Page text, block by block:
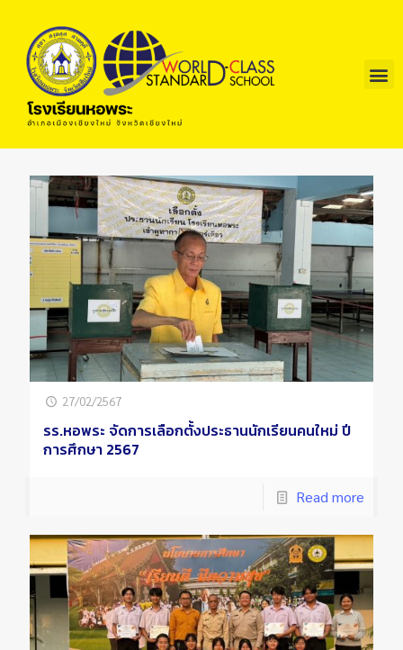
27/02/2567
รร.หอพระ จัดการเลือกตั้งประธานนักเรียนคนใหม่ ปี
การศึกษา 2567
Read more